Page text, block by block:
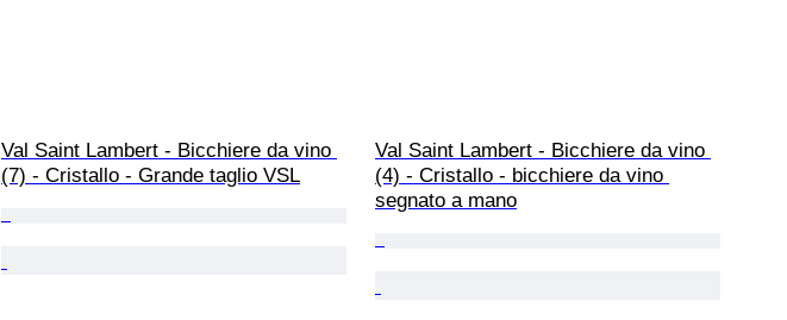
Val Saint Lambert - Bicchiere da vino
(7) - Cristallo - Grande taglio VSL
Val Saint Lambert - Bicchiere da vino
(4) - Cristallo - bicchiere da vino
segnato a mano